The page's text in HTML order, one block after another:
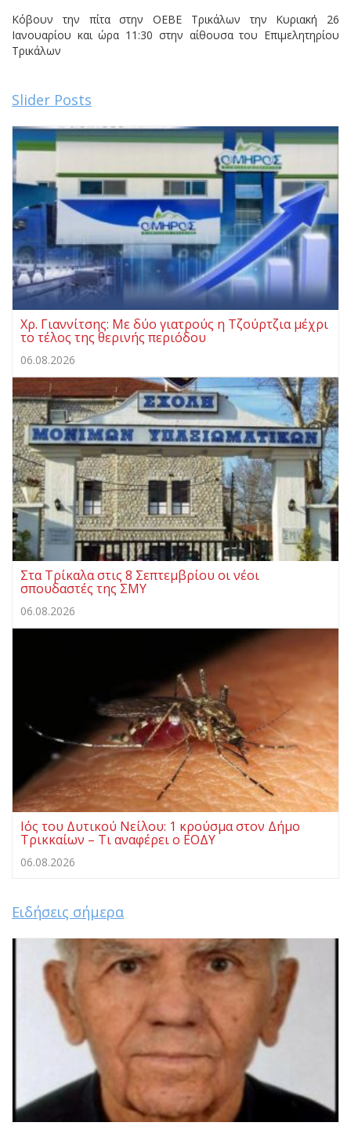
Κόβουν την πίτα στην ΟΕΒΕ Τρικάλων την Κυριακή 26
Ιανουαρίου και ώρα 11:30 στην αίθουσα του Επιμελητηρίου
Τρικάλων
Slider Posts
Χρ. Γιαννίτσης: Με δύο γιατρούς η Τζούρτζια μέχρι
το τέλος της θερινής περιόδου
06.08.2026
Στα Τρίκαλα στις 8 Σεπτεμβρίου οι νέοι
σπουδαστές της ΣΜΥ
06.08.2026
Ιός του Δυτικού Νείλου: 1 κρούσμα στον Δήμο
Τρικκαίων – Τι αναφέρει ο ΕΟΔΥ
06.08.2026
Ειδήσεις σήμερα